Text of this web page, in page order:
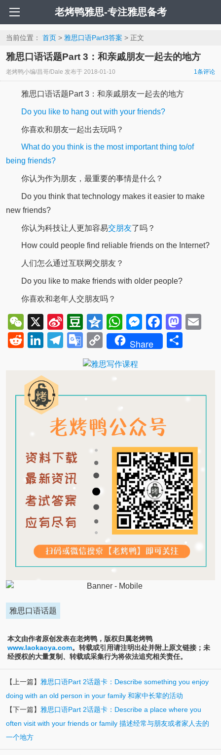
老烤鸭雅思-专注雅思备考
当前位置： 首页> 雅思口语Part3答案 > 正文
雅思口语话题Part 3：和亲戚朋友一起去的地方
老烤鸭小编/昌哥/Dale 发布于 2018-01-10 1条评论
雅思口语话题Part 3：和亲戚朋友一起去的地方
Do you like to hang out with your friends?
你喜欢和朋友一起出去玩吗？
What do you think is the most important thing to/of
being friends?
你认为作为朋友，最重要的事情是什么？
Do you think that technology makes it easier to make
new friends?
你认为科技让人更加容易交朋友了吗？
How could people find reliable friends on the Internet?
人们怎么通过互联网交朋友？
Do you like to make friends with older people?
你喜欢和老年人交朋友吗？
WeChat
X
Sina
Weibo
Douban
QzoneWhatsApp
Messenger
RedditLinkedIn
Telegram
Google
Translate
Copy
Link
Share
雅思口语话题
本文由作者原创发表在老烤鸭，版权归属老烤鸭
www.laokaoya.com。转载或引用请注明出处并附上原文链接；未
经授权的大量复制、转载或采集行为将依法追究相关责任。
【上一篇】 雅思口语Part 2话题卡：Describe something you enjoy
doing with an old person in your family 和家中长辈的活动
【下一篇】 雅思口语Part 2话题卡：Describe a place where you
often visit with your friends or family 描述经常与朋友或者家人去的
一个地方